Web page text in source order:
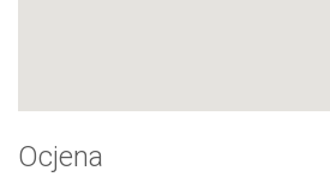
Ocjena